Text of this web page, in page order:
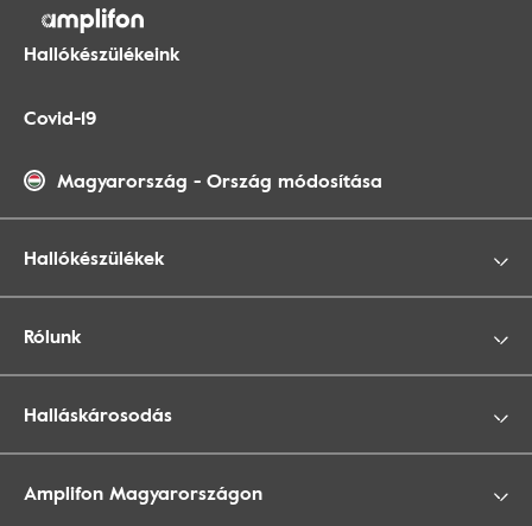
Hallókészülékeink
Covid-19
Magyarország - Ország módosítása
Hallókészülékek
Rólunk
Halláskárosodás
Amplifon Magyarországon